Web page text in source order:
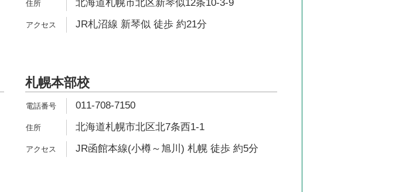
北海道札幌市北区新琴似12条10-3-9
JR札沼線 新琴似 徒歩 約21分
札幌本部校
011-708-7150
北海道札幌市北区北7条西1-1
JR函館本線(小樽～旭川) 札幌 徒歩 約5分